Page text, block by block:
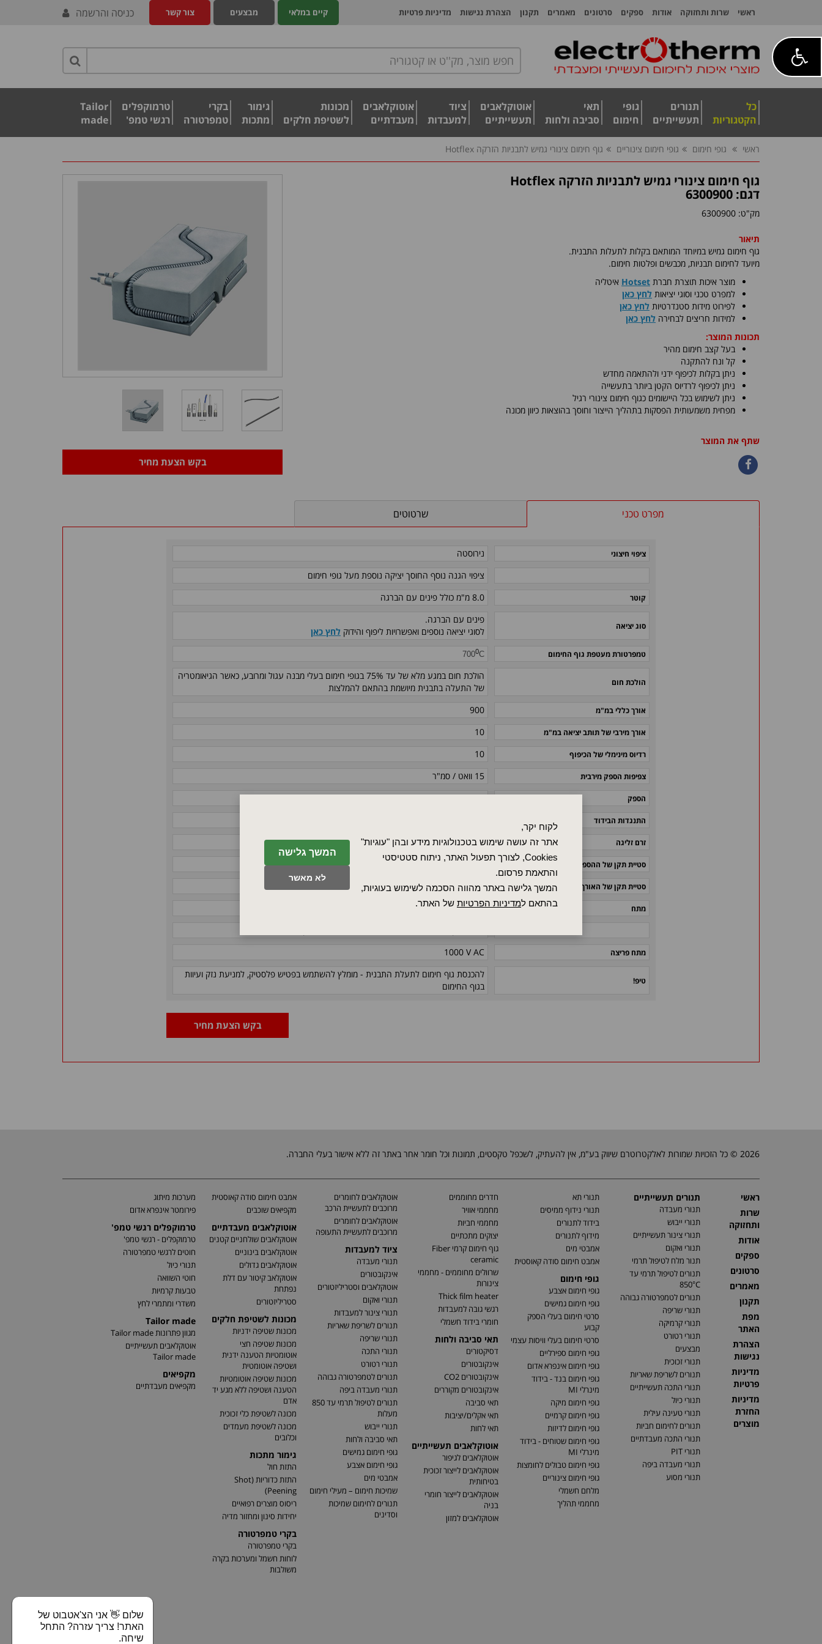
המשך גלישה
לא מאשר
לקוח יקר,
אתר זה עושה שימוש בטכנולוגיות מידע ובהן "עוגיות"
Cookies, לצורך תפעול האתר, ניתוח סטטיסטי
והתאמת פרסום.
המשך גלישה באתר מהווה הסכמה לשימוש בעוגיות,
בהתאם למדיניות הפרטיות של האתר.
ראשי שרות ותחזוקה אודות ספקים סרטונים מאמרים תקנון הצהרת נגישות מדיניות פרטיות צור קשר מבצעים קיים במלאי כניסה והרשמה
כל
הקטגוריות
תנורים
תעשייתיים
גופי
חימום
תאי
סביבה ולחות
אוטוקלאבים
תעשייתיים
ציוד
למעבדות
אוטוקלאבים
מעבדתיים
מכונות
לשטיפת חלקים
גימור
מתכות
בקרי
טמפרטורה
טרמוקפלים
רגשי טמפ'
Tailor
made
ראשי גופי חימום גופי חימום צינוריים גוף חימום צינורי גמיש לתבניות הזרקה Hotflex
בקש הצעת מחיר
גוף חימום צינורי גמיש לתבניות הזרקה Hotflex
דגם: 6300900
מק"ט: 6300900
תיאור
גוף חימום גמיש במיוחד המותאם בקלות לתעלות התבנית.
מיועד לחימום תבניות, מכבשים ופלטות חימום.
​מוצר איכות תוצרת חברת Hotset איטליה
למפרט טכני וסוגי יציאות לחץ כאן
לפירוט מידות סטנדרטיות לחץ כאן
למידות חריצים לבחירה לחץ כאן
תכונות המוצר:
בעל קצב חימום מהיר
קל ונח להתקנה
ניתן בקלות לכיפוף ידני ולהתאמה מחדש
ניתן לכיפוף לרדיוס הקטן ביותר בתעשייה
ניתן לשימוש בכל היישומים כגוף חימום צינורי רגיל
מפחית משמעותית הפסקות בתהליך הייצור וחוסך בהוצאות כיוון מכונה
שתף את המוצר
מפרט טכני שרטוטים
ציפוי חיצוני
נירוסטה
ציפוי הגנה נוסף החוסך יציקה נוספת מעל גופי חימום
קוטר 8.0 מ"מ כולל פינים עם הברגה
סוג יציאה
פינים עם הברגה.
לסוגי יציאה נוספים ואפשרויות ליפוף והידוק לחץ כאן
טמפרטורת מעטפת גוף החימום 7000C
הולכת חום
הולכת חום במגע מלא של עד 75% בגופי חימום בעלי מבנה עגול ומרובע, כאשר הגיאומטריה
של התעלה בתבנית מיושמת בהתאם להמלצות
אורך כללי במ"מ 900
אורך מירבי של תותב יציאה במ"מ 10
רדיוס מינימלי של הכיפוף 10
צפיפות הספק מירבית 15 וואט / סמ"ר
הספק 1960 W
התנגדות הבידוד
זרם זליגה < 0.5 mA at 253 V AC
סטיית תקן של ההספק ± 10%
סטיית תקן של האורך ± 1.5%
מתח
240 וולט
מתח פריצה 1000 V AC
טיפ!
להכנסת גוף חימום לתעלת התבנית - מומלץ להשתמש בפטיש פלסטיק, למניעת נזק ועיוות
בגוף החימום
בקש הצעת מחיר
2026 © כל הזכויות שמורות לאלקטרוטרם שיווק בע"מ, אין להעתיק, לשכפל טקסטים, תמונות וכל חומר אחר באתר זה ללא אישור בעלי החברה.
ראשי
שרות
ותחזוקה
אודות
ספקים
סרטונים
מאמרים
תקנון
מפת
האתר
הצהרת
נגישות
מדיניות
פרטיות
מדיניות
החזרת
מוצרים
תנורים תעשייתיים
תנורי מעבדה
תנורי ייבוש
תנורי צינור תעשייתיים
תנורי ואקום
תנור מלח לטיפול תרמי
תנורים לטיפול תרמי עד
850°C
תנורים לטמפרטורה גבוהה
תנורי שריפה
תנורי קרמיקה
תנורי רטורט
מבצעים
תנורי זכוכית
תנורים לשריפת שאריות
תנורי התכה תעשייתיים
תנורי כיול
תנורי טעינה עילית
תנורים לחימום חביות
תנורי התכה מעבדתיים
תנורי PIT
תנורי מעבדה ביפה
תנורי מסוע
תנורי תא
תנורי נידוף ממיסים
בידוד לתנורים
מידוף לתנורים
אמבטי מים
אמבט חימום סודה קאוסטית
גופי חימום
גופי חימום אצבע
גופי חימום גמישים
סרטי חימום בעלי הספק
קבוע
סרטי חימום בעלי וויסות עצמי
גופי חימום ספירליים
גופי חימום אינפרא אדום
גופי חימום בנד - בידוד
מינרלי MI
גופי חימום מיקה
גופי חימום קרמיים
גופי חימום לדיזות
גופי חימום שטוחים - בידוד
מינרלי MI
גופי חימום טבולים לחומצות
גופי חימום צינוריים
מלחם חשמלי
מחממי תהליך
חדרים מחוממים
מחממי אוויר
מחממי חביות
יצוקים מתכתיים
גוף חימום קרמי Fiber
ceramic
שרוולים מחוממים - מחממי
צינורות
Thick film heater
רגשי גובה למעבדות
חומרי בידוד חשמלי
תאי סביבה ולחות
דסיקטורים
אינקובטורים
אינקובטורים CO2
אינקובטורים מקוררים
תאי סביבה
תאי אקלים/יציבות
תאי לחות
אוטוקלאבים תעשייתיים
אוטוקלאבים לגיפור
אוטוקלאבים לייצור זכוכית
בטיחותית
אוטוקלאבים לייצור חומרי
בניה
אוטוקלאבים למזון
אוטוקלאבים לחומרים
מרוכבים לתעשיית הרכב
אוטוקלאבים לחומרים
מרוכבים לתעשיית התעופה
ציוד למעבדות
תנורי מעבדה
אינקובטורים
אוטוקלאבים וסטריליזטורים
תנורי ואקום
תנורי צינור למעבדות
תנורים לשריפת שאריות
תנורי שריפה
תנורי התכה
תנורי רטורט
תנורים לטמפרטורה גבוהה
תנורי מעבדה ביפה
תנורים לטיפול תרמי עד 850
מעלות
תנורי ייבוש
תאי סביבה ולחות
גופי חימום גמישים
גופי חימום אצבע
אמבטי מים
שמיכות חימום – מעילי חימום
תנורים לחימום שמיכות
וסדינים
אמבט חימום סודה קאוסטית
מקפיאים שוכבים
אוטוקלאבים מעבדתיים
אוטוקלאבים שולחניים קטנים
אוטוקלאבים בינוניים
אוטוקלאבים גדולים
אוטוקלאב קיטור עם דלת
נפתחת
סטריליזטורים
מכונות לשטיפת חלקים
מכונות שטיפה ידניות
מכונות שטיפה חצי
אוטומטיות הטענה ידנית
ושטיפה אוטומטית
מכונות שטיפה אוטומטיות
הטענה ושטיפה ללא מגע יד
אדם
מכונה לשטיפת כלי זכוכית
מכונה לשטיפת מעמדים
וכלובים
גימור מתכות
התזת חול
התזת כדוריות (Shot
Peening)
ריסוס מוצרים רפואיים
יחידות סינון ומחזור מדיה
בקרי טמפרטורה
בקרי טמפרטורה
לוחות חשמל ומערכות בקרה
משולבות
מערכות מיתוג
פירומטר אינפרא אדום
טרמוקפלים רגשי טמפ'
טרמוקפלים - רגשי טמפ'
חוטים לרגשי טמפרטורה
תנורי כיול
חוטי השוואה
טבעות קרמיות
משדרי ומתמרי לחץ
Tailor made
מגוון פתרונות Tailor made
אוטוקלאבים תעשייתיים
Tailor made
מקפיאים
מקפיאים מעבדתיים
שלום 👋 אני הצ'אטבוט של
האתר! צריך עזרה? התחל
שיחה.